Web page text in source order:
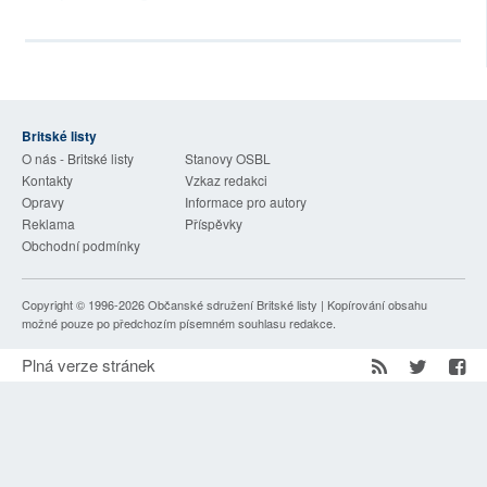
PLNÁ VERZE STRÁNEK
Britské listy
O nás - Britské listy
Stanovy OSBL
Kontakty
Vzkaz redakci
Opravy
Informace pro autory
Reklama
Příspěvky
Obchodní podmínky
Copyright © 1996-2026Občanské sdružení Britské listy | Kopírování obsahu
možné pouze po předchozím písemném souhlasu redakce.
Plná verze stránek